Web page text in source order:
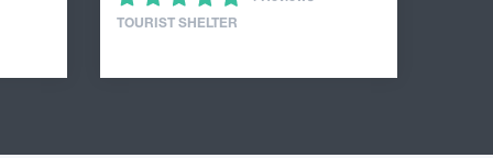
TOURIST SHELTER